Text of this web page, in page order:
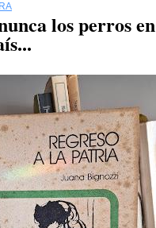
los perros en